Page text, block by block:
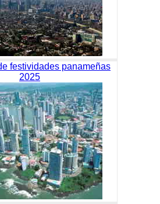
festividades panameñas
2025